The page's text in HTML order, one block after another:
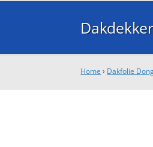
Home › Dakfolie